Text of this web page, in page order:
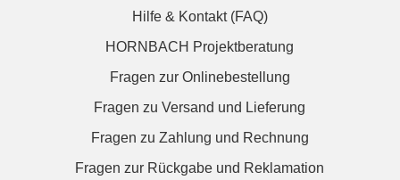
Hilfe & Kontakt (FAQ)
HORNBACH Projektberatung
Fragen zur Onlinebestellung
Fragen zu Versand und Lieferung
Fragen zu Zahlung und Rechnung
Fragen zur Rückgabe und Reklamation